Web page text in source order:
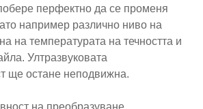
перфектно да се променя
например различно ниво на
на температурата на течността и
Ултразвуковата
ще остане неподвижна.